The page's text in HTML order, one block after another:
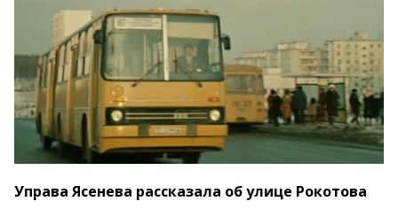
Управа Ясенева рассказала об улице Рокотова